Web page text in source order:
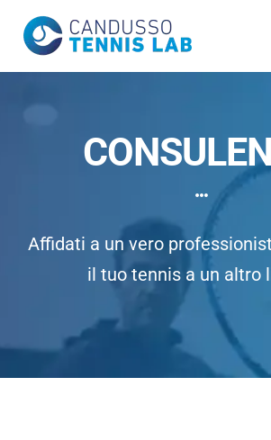
online shop
Affidati a un vero
il tuo tennis a un altro